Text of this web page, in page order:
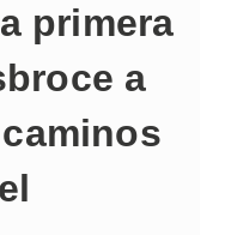
primera
a